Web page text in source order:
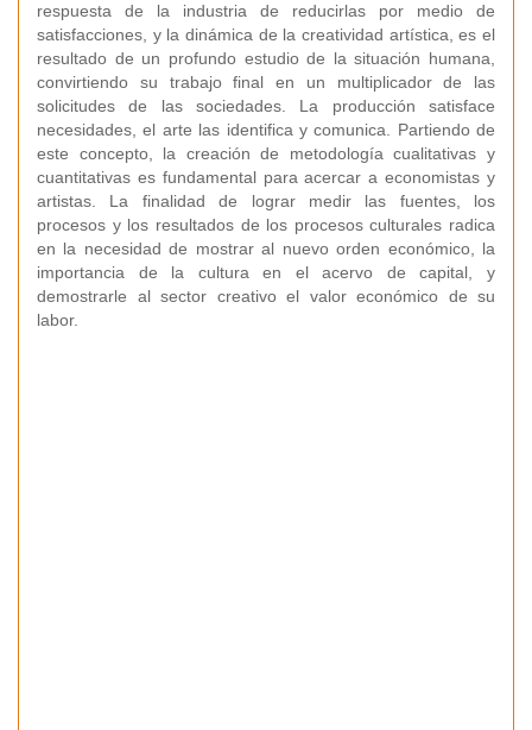
respuesta de la industria de reducirlas por medio de
satisfacciones, y la dinámica de la creatividad artística, es el
resultado de un profundo estudio de la situación humana,
convirtiendo su trabajo final en un multiplicador de las
solicitudes de las sociedades. La producción satisface
necesidades, el arte las identifica y comunica. Partiendo de
este concepto, la creación de metodología cualitativas y
cuantitativas es fundamental para acercar a economistas y
artistas. La finalidad de lograr medir las fuentes, los
procesos y los resultados de los procesos culturales radica
en la necesidad de mostrar al nuevo orden económico, la
importancia de la cultura en el acervo de capital, y
demostrarle al sector creativo el valor económico de su
labor.